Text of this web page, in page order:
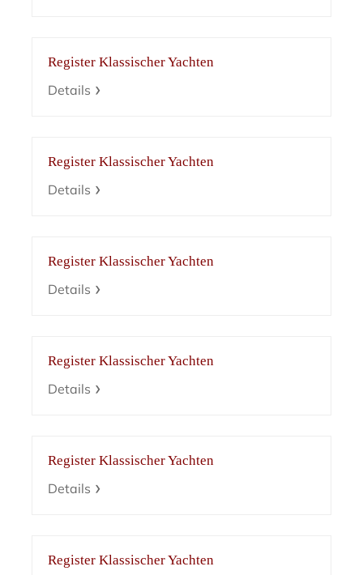
Register Klassischer Yachten
Details
Register Klassischer Yachten
Details
Register Klassischer Yachten
Details
Register Klassischer Yachten
Details
Register Klassischer Yachten
Details
Register Klassischer Yachten